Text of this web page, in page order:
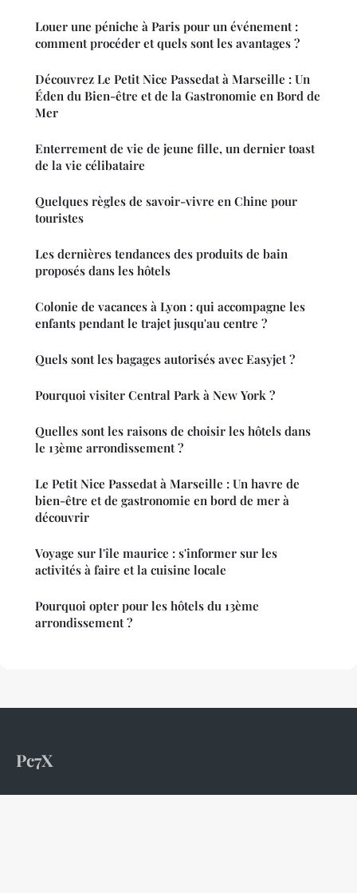
Louer une péniche à Paris pour un événement :
comment procéder et quels sont les avantages ?
Découvrez Le Petit Nice Passedat à Marseille : Un
Éden du Bien-être et de la Gastronomie en Bord de
Mer
Enterrement de vie de jeune fille, un dernier toast
de la vie célibataire
Quelques règles de savoir-vivre en Chine pour
touristes
Les dernières tendances des produits de bain
proposés dans les hôtels
Colonie de vacances à Lyon : qui accompagne les
enfants pendant le trajet jusqu'au centre ?
Quels sont les bagages autorisés avec Easyjet ?
Pourquoi visiter Central Park à New York ?
Quelles sont les raisons de choisir les hôtels dans
le 13ème arrondissement ?
Le Petit Nice Passedat à Marseille : Un havre de
bien-être et de gastronomie en bord de mer à
découvrir
Voyage sur l'île maurice : s'informer sur les
activités à faire et la cuisine locale
Pourquoi opter pour les hôtels du 13ème
arrondissement ?
Pc7X